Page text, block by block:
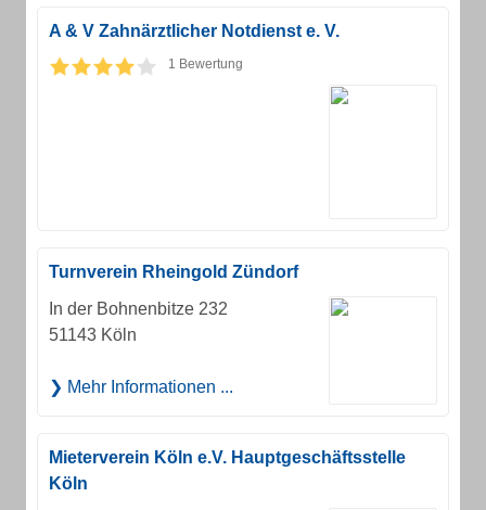
A & V Zahnärztlicher Notdienst e. V.
1 Bewertung
Turnverein Rheingold Zündorf
In der Bohnenbitze 232
51143 Köln
Mehr Informationen ...
Mieterverein Köln e.V. Hauptgeschäftsstelle
Köln